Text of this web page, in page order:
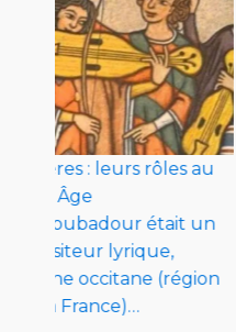
Les jeux au Moyen
Au Moyen Âge,
récréatives
l'époque, de la